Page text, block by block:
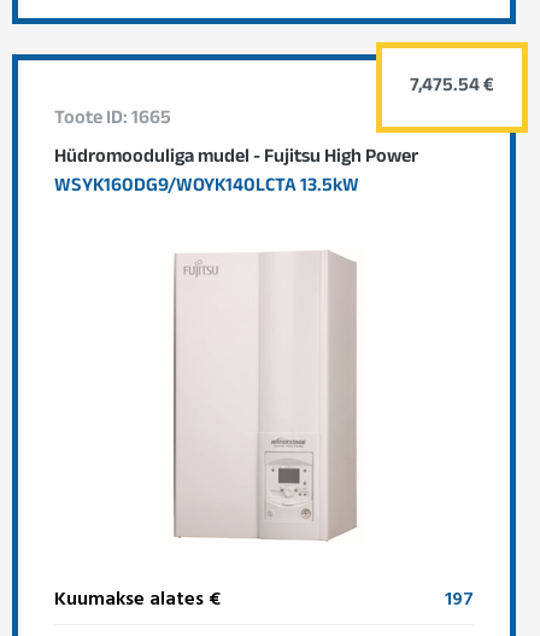
Toote ID: 1665
Hüdromooduliga mudel - Fujitsu High Power
WSYK160DG9/WOYK140LCTA 13.5kW
Kuumakse alates €
197
7,475.54 €